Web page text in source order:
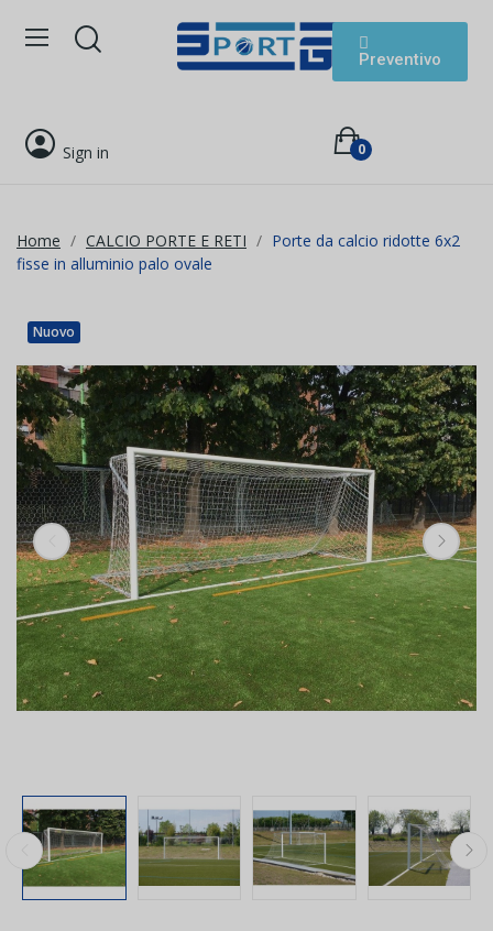
Preventivo
Sign in 0
Home CALCIO PORTE E RETI
Porte da calcio ridotte 6x2
fisse in alluminio palo ovale
Nuovo